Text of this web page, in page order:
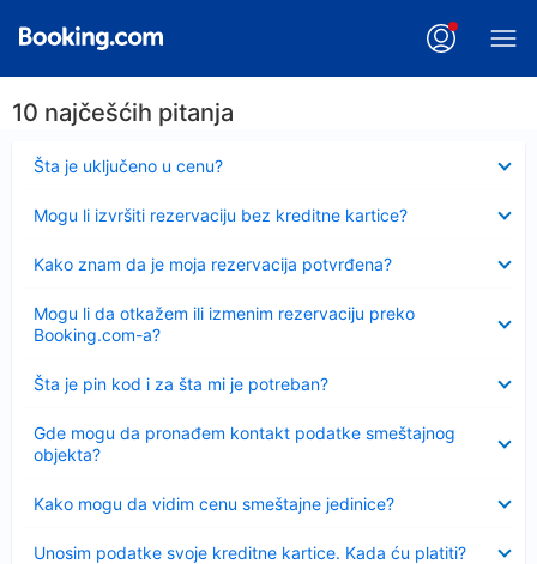
10 najčešćih pitanja
Šta je uključeno u cenu?
Sažeto
Mogu li izvršiti rezervaciju bez kreditne kartice?
Kako znam da je moja rezervacija potvrđena?
Mogu li da otkažem ili izmenim rezervaciju preko
Booking.com-a?
Šta je pin kod i za šta mi je potreban?
Sažeto
Gde mogu da pronađem kontakt podatke smeštajnog
objekta?
Kako mogu da vidim cenu smeštajne jedinice?
Unosim podatke svoje kreditne kartice. Kada ću platiti?